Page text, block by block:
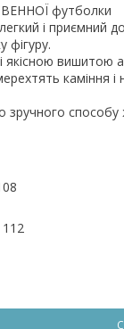
і
фігуру.
вишитою
каміння і
способу